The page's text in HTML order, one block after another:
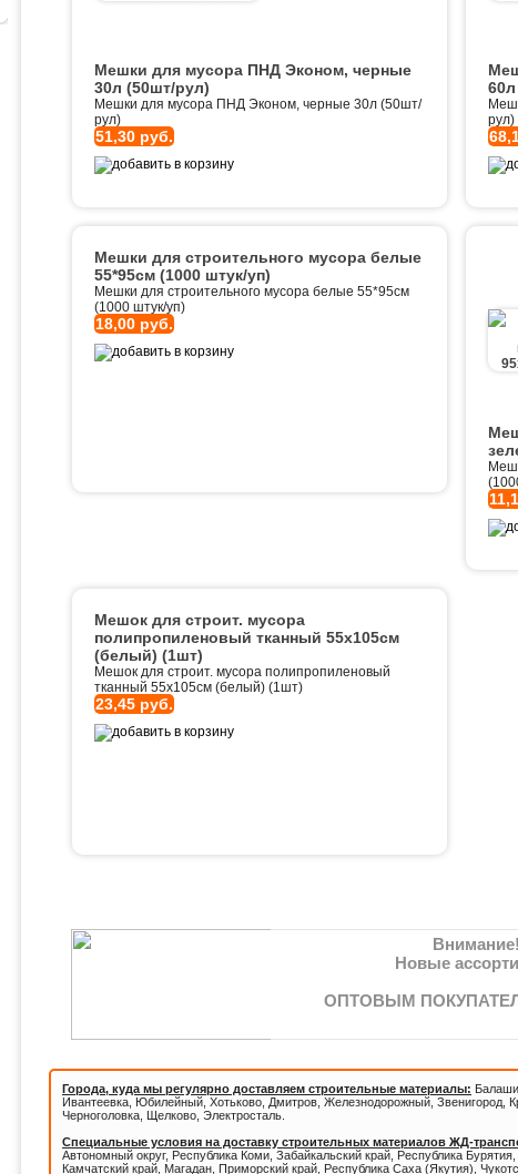
Мешки для мусора ПНД Эконом, черные
30л (50шт/рул)
Мешки для мусора ПНД Эконом, черные 30л (50шт/
рул)
51,30 руб.
рул)
Мешки для строительного мусора белые
55*95см (1000 штук/уп)
Мешки для строительного мусора белые 55*95см
(1000 штук/уп)
18,00 руб.
Мешок для строит. мусора
полипропиленовый тканный 55х105см
(белый) (1шт)
Мешок для строит. мусора полипропиленовый
тканный 55х105см (белый) (1шт)
23,45 руб.
Внимание!
Новые
ОПТОВЫМ
Города, куда мы регулярно доставляем строительные материалы:
Ивантеевка, Юбилейный, Хотьково, Дмитров, Железнодорожный, Звенигород,
Черноголовка, Щелково, Электросталь.
Специальные условия на доставку строительных материалов ЖД-
Автономный округ, Республика Коми, Забайкальский край, Республика
Камчатский край, Магадан, Приморский край, Республика Саха (Якутия),